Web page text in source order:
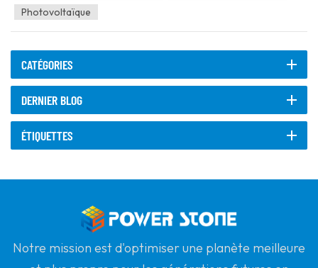
Photovoltaïque
CATÉGORIES
DERNIER BLOG
ÉTIQUETTES
Notre mission est d'optimiser une planète meilleure